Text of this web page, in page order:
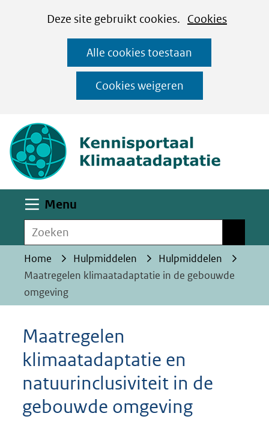
CookiesDeze site gebruikt cookies. Cookies
op
deze
website
worden
toegestaan
geweigerd.
Alle cookies toestaan
Cookies weigeren
Ga
naar
de
inhoud
Menu
Zoeken
Home Hulpmiddelen
Hulpmiddelen
Maatregelen klimaatadaptatie in de gebouwde
omgeving
Maatregelen
klimaatadaptatie en
natuurinclusiviteit in de
gebouwde omgeving